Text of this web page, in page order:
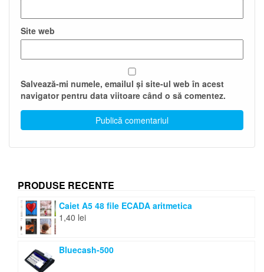
Site web
Salvează-mi numele, emailul și site-ul web în acest
navigator pentru data viitoare când o să comentez.
PRODUSE RECENTE
Caiet A5 48 file ECADA aritmetica
1,40 lei
Bluecash-500